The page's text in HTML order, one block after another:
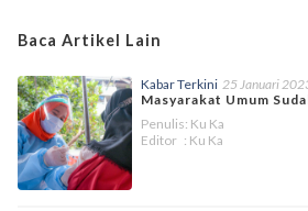
Baca Artikel Lain
Kabar Terkini 25 Januari
Masyarakat Umum
Penulis: Ku Ka
Editor : Ku Ka